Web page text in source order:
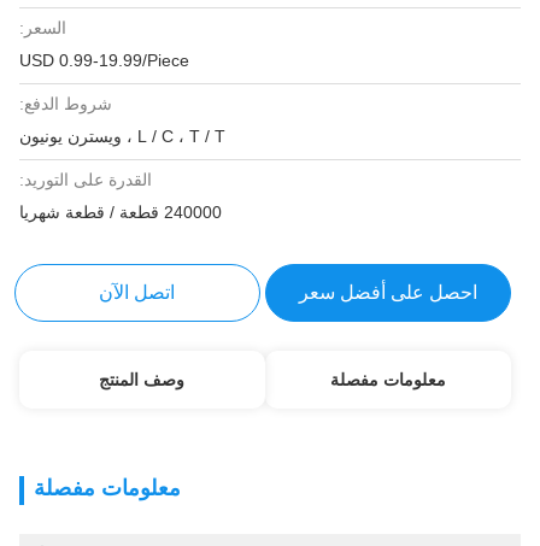
السعر:
USD 0.99-19.99/Piece
شروط الدفع:
L / C ، T / T ، ويسترن يونيون
القدرة على التوريد:
240000 قطعة / قطعة شهريا
احصل على أفضل سعر اتصل الآن
معلومات مفصلة وصف المنتج
معلومات مفصلة